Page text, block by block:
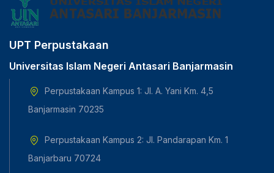
UPT Perpustakaan
Universitas Islam Negeri Antasari Banjarmasin
Perpustakaan Kampus 1: Jl. A. Yani Km. 4,5
Banjarmasin 70235
Perpustakaan Kampus 2: Jl. Pandarapan Km. 1
Banjarbaru 70724